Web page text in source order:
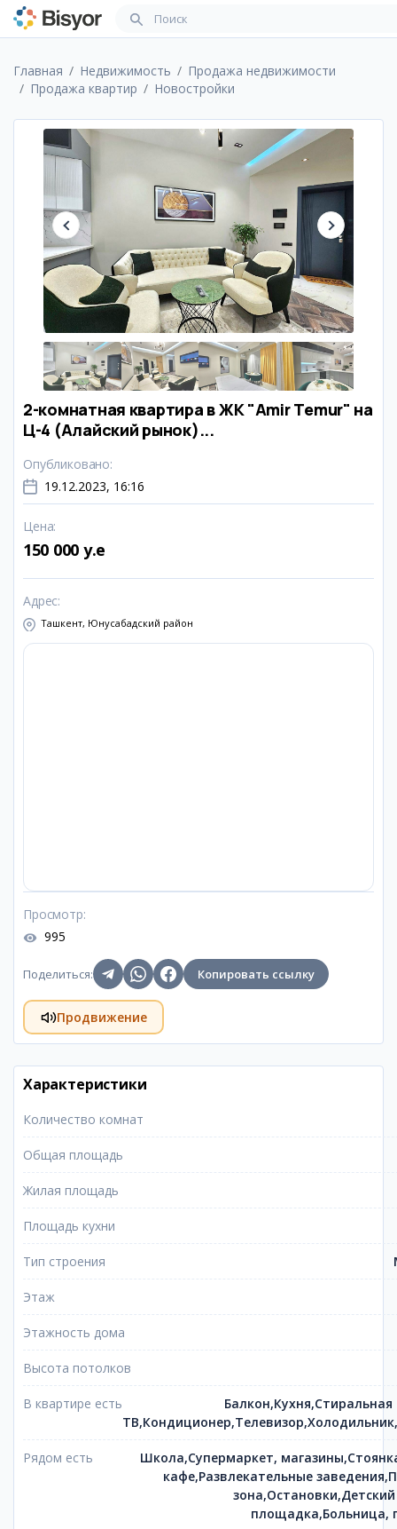
Главная Недвижимость
Продажа недвижимости
Продажа квартир
Новостройки
2-комнатная квартира в ЖК "Amir Temur" на
Ц-4 (Алайский рынок)...
Опубликовано:
19.12.2023, 16:16
Цена:
150 000 y.e
Адрес:
Ташкент, Юнусабадский район
Просмотр:
995
Поделиться: Копировать ссылку
Продвижение
Характеристики
Количество комнат
Общая площадь
Жилая площадь
Площадь кухни
Тип строения
Этаж
Этажность дома
Высота потолков
В квартире есть
Рядом есть
Школа,Супермаркет,
кафе,Развлекательные
площадка,Больница,